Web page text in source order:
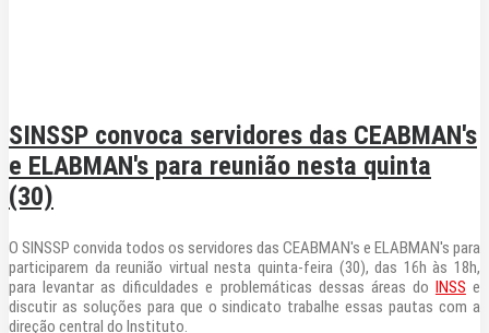
SINSSP convoca servidores das CEABMAN's
e ELABMAN's para reunião nesta quinta
(30)
O SINSSP convida todos os servidores das CEABMAN's e ELABMAN's para
participarem da reunião virtual nesta quinta-feira (30), das 16h às 18h,
para levantar as dificuldades e problemáticas dessas áreas do INSS e
discutir as soluções para que o sindicato trabalhe essas pautas com a
direção central do Instituto.